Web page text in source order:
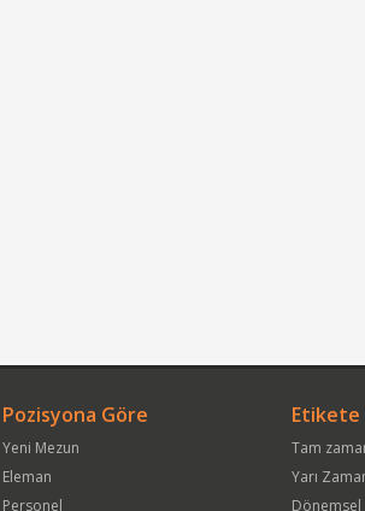
Pozisyona Göre
Yeni Mezun
Eleman
Personel
Etikete
Tam
Yarı
Dönemsel